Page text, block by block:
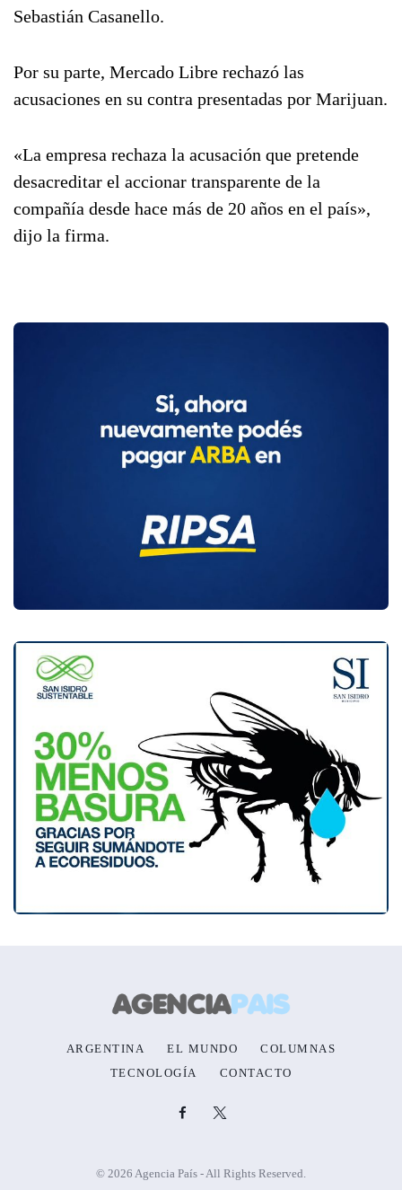
Sebastián Casanello.
Por su parte, Mercado Libre rechazó las
acusaciones en su contra presentadas por Marijuan.
«La empresa rechaza la acusación que pretende
desacreditar el accionar transparente de la
compañía desde hace más de 20 años en el país»,
dijo la firma.
ARGENTINA EL MUNDO
COLUMNAS
TECNOLOGÍA
CONTACTO
© 2026 Agencia País - All Rights Reserved.